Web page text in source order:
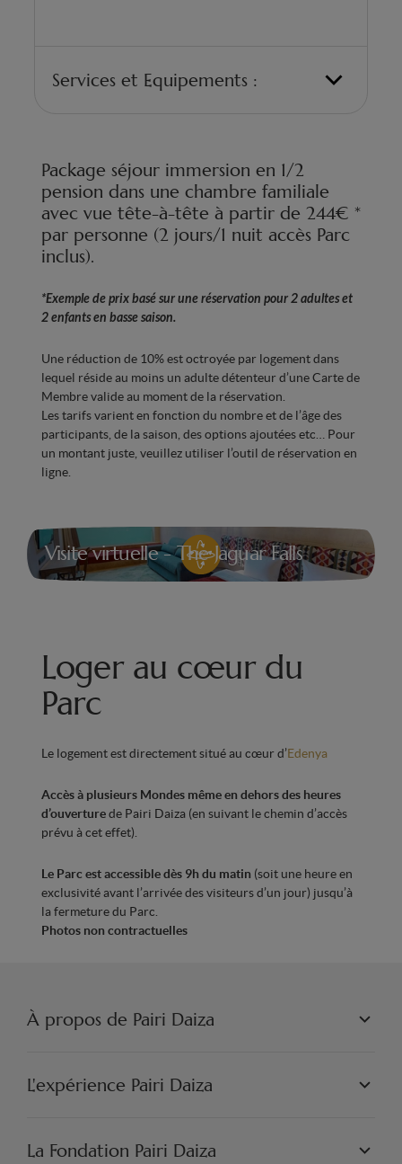
Services et Equipements :
Matelas antiallergiques « Made in Belgium »
offrant un confort optimal grâce à leurs 7 zones
ergonomiques
Smart TV
sèche-cheveux
Minibar avec eau à disposition
Bouilloire, thés et machine à café
Climatisation pour un confort optimal en toute
saison
Package séjour immersion en 1/2
pension dans une chambre familiale
avec vue tête-à-tête à partir de 244€ *
par personne (2 jours/1 nuit accès Parc
inclus).
*Exemple de prix basé sur une réservation pour 2 adultes et
2 enfants en basse saison.
Une réduction de 10% est octroyée par logement dans
lequel réside au moins un adulte détenteur d’une Carte de
Membre valide au moment de la réservation.
Les tarifs varient en fonction du nombre et de l’âge des
participants, de la saison, des options ajoutées etc… Pour
un montant juste, veuillez utiliser l’outil de réservation en
ligne.
Visite virtuelle - The Jaguar Falls
Loger au cœur du
Parc
Le logement est directement situé au cœur d’Edenya
Accès à plusieurs Mondes même en dehors des heures
d’ouverturede Pairi Daiza(en suivant le chemin d’accès
prévu à cet effet).
Le Parc est accessible dès 9h du matin (soit une heure en
exclusivité avant l’arrivée des visiteurs d’un jour) jusqu’à
la fermeture du Parc.
Photos non contractuelles
À propos de Pairi Daiza
PHILOSOPHIE
JOBS
ARTISTIQUE
L'expérience Pairi Daiza
PAIRI DAIZA EXPÉRIENCES
PAIRI DAIZA RESORT
La Fondation Pairi Daiza